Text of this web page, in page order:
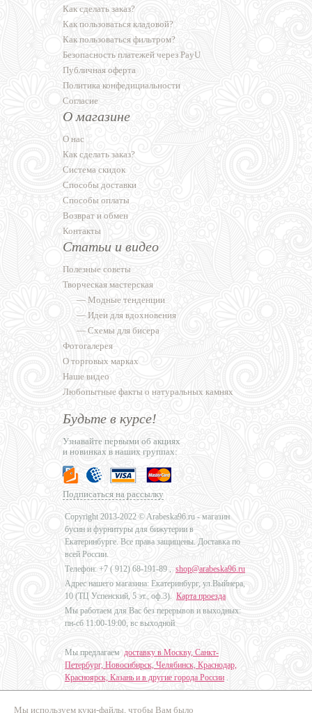
Мы используем куки-файлы, чтобы Вам было
Как сделать заказ?
Как пользоваться кладовой?
Как пользоваться фильтром?
Безопасность платежей через PayU
Публичная оферта
Политика конфедициальности
Согласие
О магазине
О нас
Как сделать заказ?
Система скидок
Способы доставки
Способы оплаты
Возврат и обмен
Контакты
Статьи и видео
Полезные советы
Творческая мастерская
— Модные тенденции
— Идеи для вдохновения
— Схемы для бисера
Фотогалерея
О торговых марках
Наше видео
Любопытные факты о натуральных камнях
Будьте в курсе!
Узнавайте первыми об акциях
и новинках в наших группах:
Подписаться на рассылку
Copyright 2013-2022 © Arabeska96.ru - магазин
бусин и фурнитуры для бижутерии в
Екатеринбурге. Все права защищены. Доставка по
всей России.
Телефон: +7 ( 912) 68-191-89 , shop@arabeska96.ru
Адрес нашего магазина: Екатеринбург, ул.Выйнера,
10 (ТЦ Успенский, 5 эт., оф.3). Карта проезда
Мы работаем для Вас без перерывов и выходных:
пн-сб 11:00-19:00, вс выходной
Мы предлагаем доставку в Москву, Санкт-
Петербург, Новосибирск, Челябинск, Краснодар,
Красноярск, Казань и в другие города России .